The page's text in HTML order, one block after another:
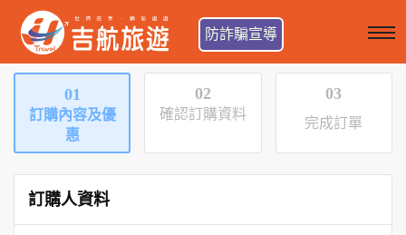
防詐騙宣導
01
訂購內容及優
惠
02
確認訂購資料
03
完成訂單
訂購人資料